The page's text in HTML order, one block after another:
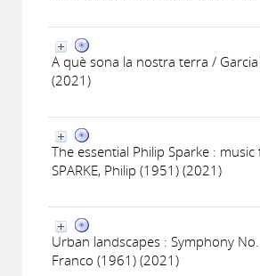
A què sona la nostra terra / Garcia
(2021)
The essential Philip Sparke :
SPARKE, Philip (1951) (2021)
Urban landscapes : Symphony No.
Franco (1961) (2021)